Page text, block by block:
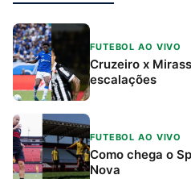
FUTEBOL AO VIVO
Cruzeiro x
escalações
FUTEBOL AO VIVO
Como chega o
Nova